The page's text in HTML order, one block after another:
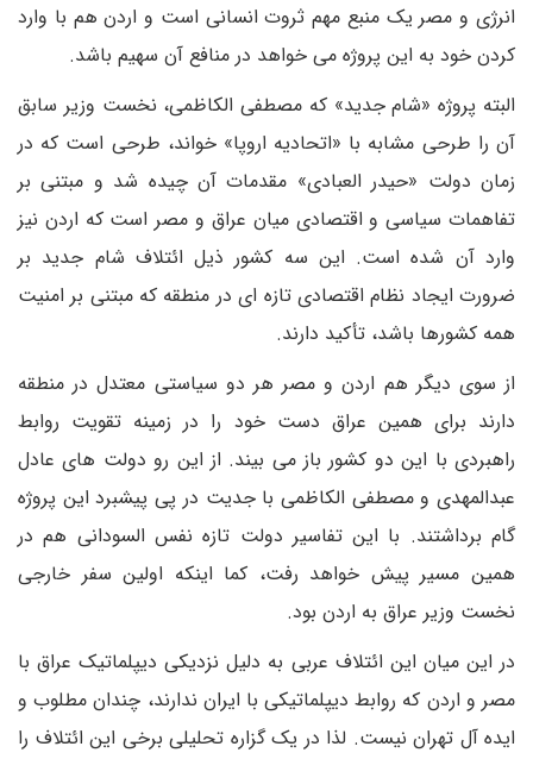
انرژی و مصر یک منبع مهم ثروت انسانی است و اردن هم با وارد
کردن خود به این پروژه می خواهد در منافع آن سهیم باشد.
البته پروژه «شام جدید» که مصطفی الکاظمی، نخست وزیر سابق
آن را طرحی مشابه با «اتحادیه اروپا» خواند، طرحی است که در
زمان دولت «حیدر العبادی» مقدمات آن چیده شد و مبتنی بر
تفاهمات سیاسی و اقتصادی میان عراق و مصر است که اردن نیز
وارد آن شده است. این سه کشور ذیل ائتلاف شام جدید بر
ضرورت ایجاد نظام اقتصادی تازه ای در منطقه که مبتنی بر امنیت
همه کشورها باشد، تأکید دارند.
از سوی دیگر هم اردن و مصر هر دو سیاستی معتدل در منطقه
دارند برای همین عراق دست خود را در زمینه تقویت روابط
راهبردی با این دو کشور باز می بیند. از این رو دولت های عادل
عبدالمهدی و مصطفی الکاظمی با جدیت در پی پیشبرد این پروژه
گام برداشتند. با این تفاسیر دولت تازه نفس السودانی هم در
همین مسیر پیش خواهد رفت، کما اینکه اولین سفر خارجی
نخست وزیر عراق به اردن بود.
در این میان این ائتلاف عربی به دلیل نزدیکی دیپلماتیک عراق با
مصر و اردن که روابط دیپلماتیکی با ایران ندارند، چندان مطلوب و
ایده آل تهران نیست. لذا در یک گزاره تحلیلی برخی این ائتلاف را